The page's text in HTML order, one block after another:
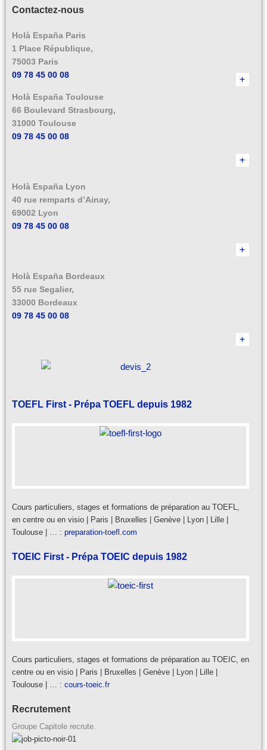
Contactez-nous
Holà España Paris
1 Place République,
75003 Paris
09 78 45 00 08
Holà España Toulouse
66 Boulevard Strasbourg,
31000 Toulouse
09 78 45 00 08
Holà España Lyon
40 rue remparts d’Ainay,
69002 Lyon
09 78 45 00 08
Holà España Bordeaux
55 rue Segalier,
33000 Bordeaux
09 78 45 00 08
TOEFL First - Prépa TOEFL depuis 1982
Cours particuliers, stages et formations de préparation au TOEFL,
en centre ou en visio | Paris | Bruxelles | Genève | Lyon | Lille |
Toulouse | … : preparation-toefl.com
TOEIC First - Prépa TOEIC depuis 1982
Cours particuliers, stages et formations de préparation au TOEIC, en
centre ou en visio | Paris | Bruxelles | Genève | Lyon | Lille |
Toulouse | … : cours-toeic.fr
Recrutement
Groupe Capitole recrute.